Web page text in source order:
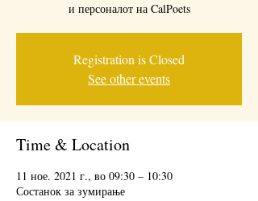
и персоналот на CalPoets
Registration is Closed
See other events
Time & Location
11 ное. 2021 г., во 09:30 – 10:30
Состанок за зумирање